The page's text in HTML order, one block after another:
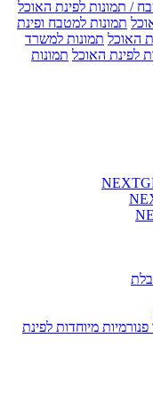
/ תמונות לפינת האוכל
תמונות למטבח ופינת
האוכל תמונות למשרד
לפינת האוכל תמונות
מיוחדות לפינת